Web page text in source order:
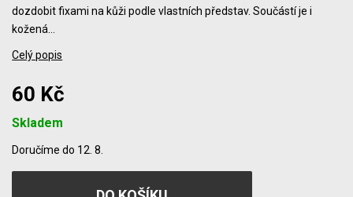
dozdobit fixami na kůži podle vlastních představ. Součástí je i
kožená…
Celý popis
60 Kč
Skladem
Doručíme do 12. 8.